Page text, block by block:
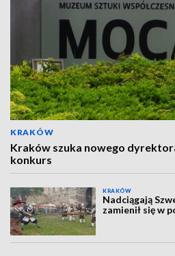
KRAKÓW
Kraków szuka nowego
konkurs
KRAKÓW
Nadciągają
zamienił się w